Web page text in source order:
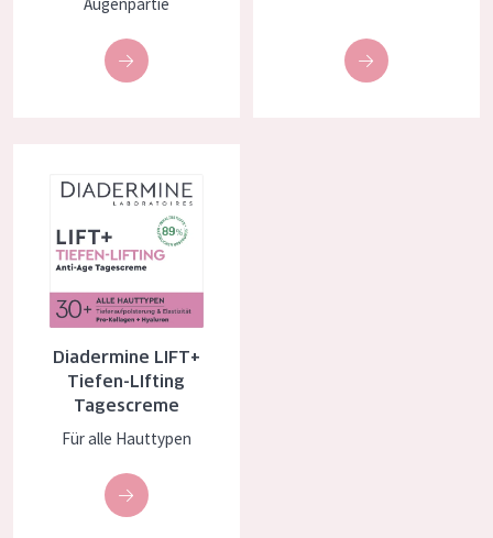
Reife Haut
Diadermine LIFT+
Tiefen-LIfting
Tagescreme
Für alle Hauttypen